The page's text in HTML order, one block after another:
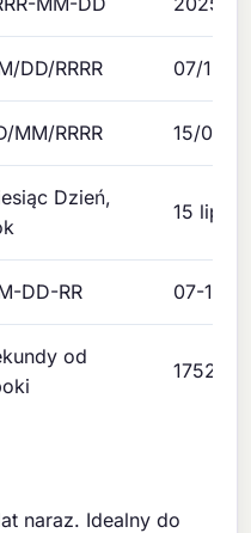
DD/RRRR 07/15/
MM/RRRR 15/07/
Dzień,
15 lipca
DD-RR 07-15-
od
naraz. Idealny do